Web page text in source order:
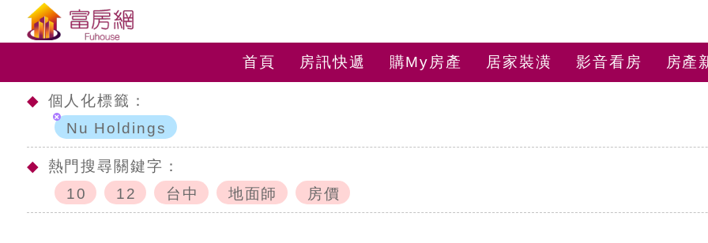
首頁 房訊快遞 購My房產 居家裝潢 影音看房 房產
◆ 個人化標籤：
Nu Holdings
◆
熱門搜尋關鍵字：
10
12 台中 地面師 房價